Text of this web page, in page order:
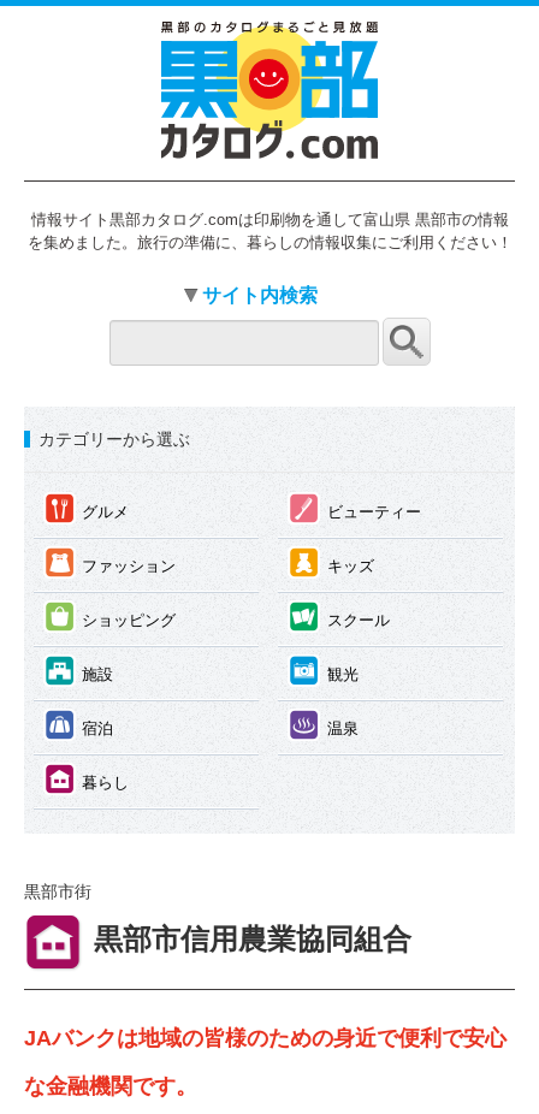
情報サイト黒部カタログ.comは印刷物を通して富山県 黒部市の情報
を集めました。旅行の準備に、暮らしの情報収集にご利用ください！
サイト内検索
カテゴリーから選ぶ
① グルメ ② ビューティー
③ ファッション ④ キッズ
⑤ ショッピング ⑥ スクール
⑦ 施設 ⑧ 観光
⑨ 宿泊 ⑩ 温泉
⑪ 暮らし
黒部市街
⑪ 黒部市信用農業協同組合
JAバンクは地域の皆様のための身近で便利で安心
な金融機関です。